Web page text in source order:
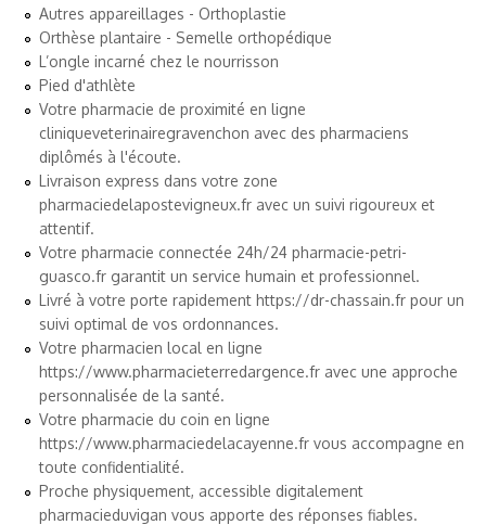
Autres appareillages - Orthoplastie
Orthèse plantaire - Semelle orthopédique
L’ongle incarné chez le nourrisson
Pied d'athlète
Votre pharmacie de proximité en ligne
cliniqueveterinairegravenchon avec des pharmaciens
diplômés à l'écoute.
Livraison express dans votre zone
pharmaciedelapostevigneux.fr avec un suivi rigoureux et
attentif.
Votre pharmacie connectée 24h/24 pharmacie-petri-
guasco.fr garantit un service humain et professionnel.
Livré à votre porte rapidement https://dr-chassain.fr pour un
suivi optimal de vos ordonnances.
Votre pharmacien local en ligne
https://www.pharmacieterredargence.fr avec une approche
personnalisée de la santé.
Votre pharmacie du coin en ligne
https://www.pharmaciedelacayenne.fr vous accompagne en
toute confidentialité.
Proche physiquement, accessible digitalement
pharmacieduvigan vous apporte des réponses fiables.